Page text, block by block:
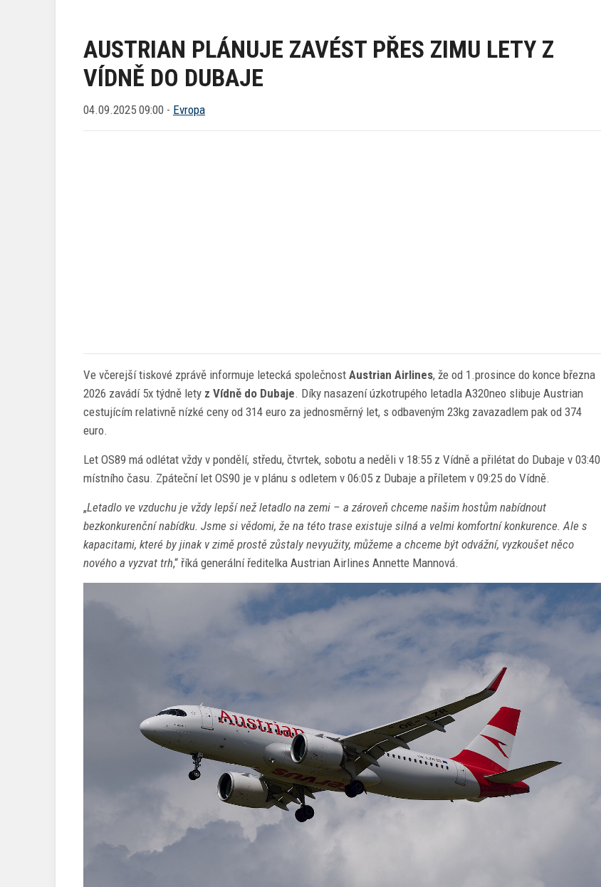
AUSTRIAN PLÁNUJE ZAVÉST PŘES ZIMU LETY Z
VÍDNĚ DO DUBAJE
04.09.2025 09:00 - Evropa
Ve včerejší tiskové zprávě informuje letecká společnost Austrian Airlines, že od 1.prosince do konce března
2026 zavádí 5x týdně lety z Vídně do Dubaje. Díky nasazení úzkotrupého letadla A320neo slibuje Austrian
cestujícím relativně nízké ceny od 314 euro za jednosměrný let, s odbaveným 23kg zavazadlem pak od 374
euro.
Let OS89 má odlétat vždy v pondělí, středu, čtvrtek, sobotu a neděli v 18:55 z Vídně a přilétat do Dubaje v 03:40
místního času. Zpáteční let OS90 je v plánu s odletem v 06:05 z Dubaje a příletem v 09:25 do Vídně.
„Letadlo ve vzduchu je vždy lepší než letadlo na zemi – a zároveň chceme našim hostům nabídnout
bezkonkurenční nabídku. Jsme si vědomi, že na této trase existuje silná a velmi komfortní konkurence. Ale s
kapacitami, které by jinak v zimě prostě zůstaly nevyužity, můžeme a chceme být odvážní, vyzkoušet něco
nového a vyzvat trh,“ říká generální ředitelka Austrian Airlines Annette Mannová.